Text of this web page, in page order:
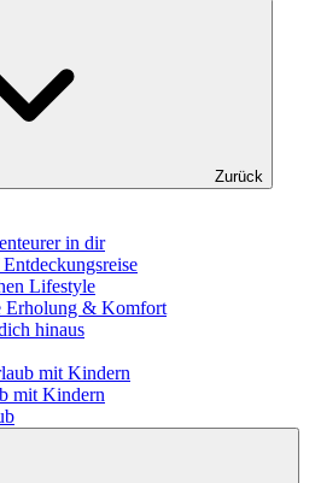
Zurück
in dir
Lifestyle
Erholung & Komfort
hinaus
mit Kindern
mit Kindern